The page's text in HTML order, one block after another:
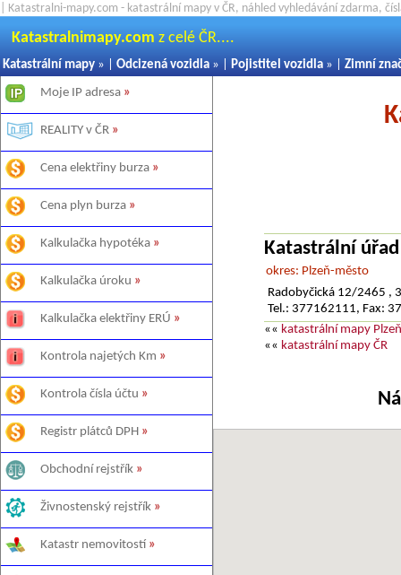
| Katastralni-mapy.com - katastrální mapy v ČR, náhled vyhledávání zdarma,
Katastralnimapy.com z celé ČR....
Katastrální mapy » | Odcizená vozidla » | Pojistitel vozidla » | Zimní
Moje IP adresa »
REALITY v ČR »
Cena elektřiny burza »
Cena plyn burza »
Kalkulačka hypotéka »
Kalkulačka úroku »
Kalkulačka elektřiny ERÚ »
Kontrola najetých Km »
Kontrola čísla účtu »
Registr plátců DPH »
Obchodní rejstřík »
Živnostenský rejstřík »
Katastr nemovitostí »
Katastrální
okres: Plzeň-město
Radobyčická 12/2465 ,
Tel.: 377162111, Fax:
«« katastrální mapy
«« katastrální mapy ČR